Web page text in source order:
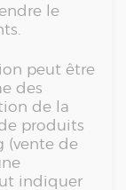
le
peut être
des
de la
produits
(vente de
indiquer